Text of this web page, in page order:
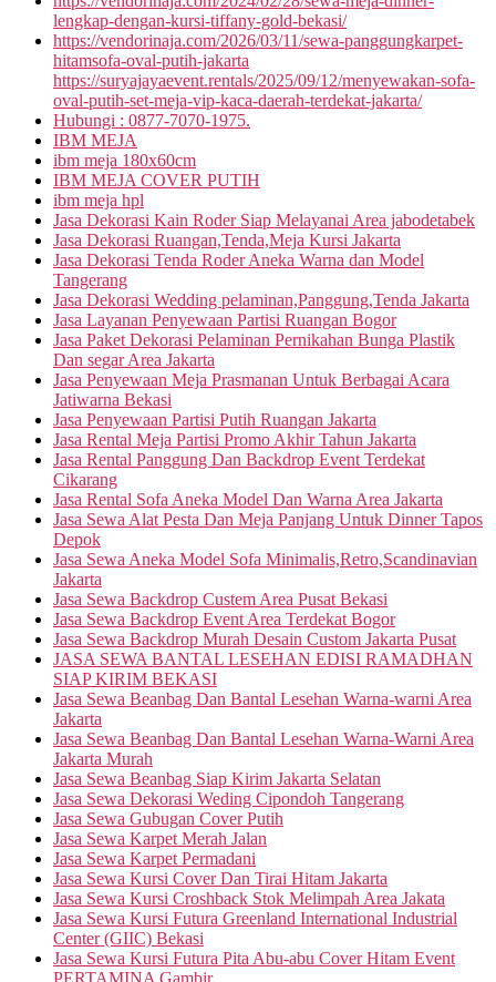
lengkap-dengan-kursi-tiffany-gold-bekasi/
https://vendorinaja.com/2026/03/11/sewa-panggungkarpet-
hitamsofa-oval-putih-jakarta
https://suryajayaevent.rentals/2025/09/12/menyewakan-sofa-
oval-putih-set-meja-vip-kaca-daerah-terdekat-jakarta/
Hubungi : 0877-7070-1975.
IBM MEJA
ibm meja 180x60cm
IBM MEJA COVER PUTIH
ibm meja hpl
Jasa Dekorasi Kain Roder Siap Melayanai Area jabodetabek
Jasa Dekorasi Ruangan,Tenda,Meja Kursi Jakarta
Jasa Dekorasi Tenda Roder Aneka Warna dan Model
Tangerang
Jasa Dekorasi Wedding pelaminan,Panggung,Tenda Jakarta
Jasa Layanan Penyewaan Partisi Ruangan Bogor
Jasa Paket Dekorasi Pelaminan Pernikahan Bunga Plastik
Dan segar Area Jakarta
Jasa Penyewaan Meja Prasmanan Untuk Berbagai Acara
Jatiwarna Bekasi
Jasa Penyewaan Partisi Putih Ruangan Jakarta
Jasa Rental Meja Partisi Promo Akhir Tahun Jakarta
Jasa Rental Panggung Dan Backdrop Event Terdekat
Cikarang
Jasa Rental Sofa Aneka Model Dan Warna Area Jakarta
Jasa Sewa Alat Pesta Dan Meja Panjang Untuk Dinner Tapos
Depok
Jasa Sewa Aneka Model Sofa Minimalis,Retro,Scandinavian
Jakarta
Jasa Sewa Backdrop Custem Area Pusat Bekasi
Jasa Sewa Backdrop Event Area Terdekat Bogor
Jasa Sewa Backdrop Murah Desain Custom Jakarta Pusat
JASA SEWA BANTAL LESEHAN EDISI RAMADHAN
SIAP KIRIM BEKASI
Jasa Sewa Beanbag Dan Bantal Lesehan Warna-warni Area
Jakarta
Jasa Sewa Beanbag Dan Bantal Lesehan Warna-Warni Area
Jakarta Murah
Jasa Sewa Beanbag Siap Kirim Jakarta Selatan
Jasa Sewa Dekorasi Weding Cipondoh Tangerang
Jasa Sewa Gubugan Cover Putih
Jasa Sewa Karpet Merah Jalan
Jasa Sewa Karpet Permadani
Jasa Sewa Kursi Cover Dan Tirai Hitam Jakarta
Jasa Sewa Kursi Croshback Stok Melimpah Area Jakata
Jasa Sewa Kursi Futura Greenland International Industrial
Center (GIIC) Bekasi
Jasa Sewa Kursi Futura Pita Abu-abu Cover Hitam Event
PERTAMINA Gambir